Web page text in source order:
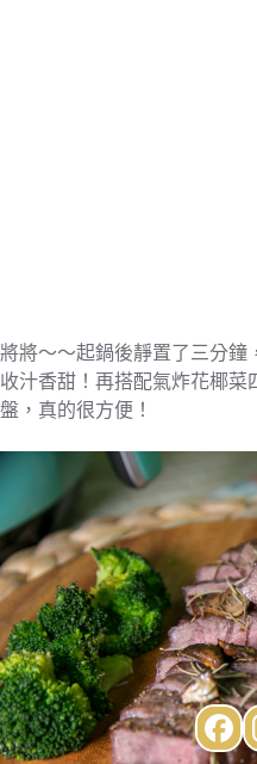
將將～～起鍋後靜置了三分鐘
收汁香甜！再搭配氣炸花椰菜
盤，真的很方便！